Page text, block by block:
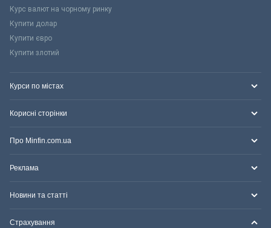
Курс валют на чорному ринку
Купити долар
Купити євро
Купити злотий
Курси по містах
Корисні сторінки
Про Minfin.com.ua
Реклама
Новини та статті
Страхування